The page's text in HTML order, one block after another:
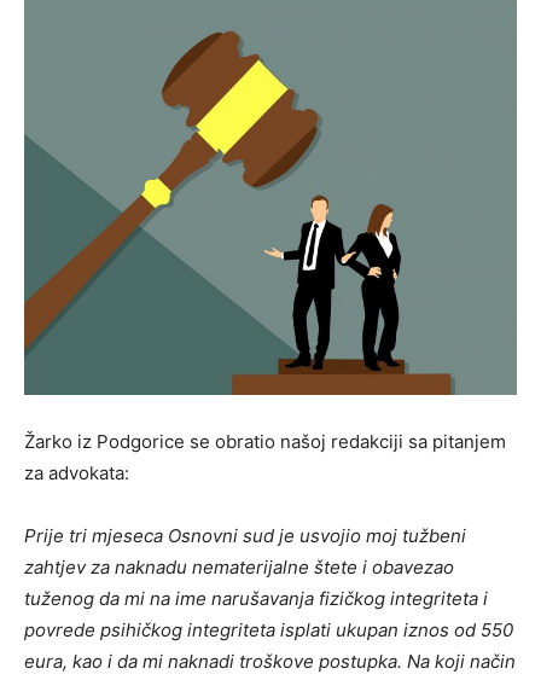
Žarko iz Podgorice se obratio našoj redakciji sa pitanjem
za advokata:
Prije tri mjeseca Osnovni sud je usvojio moj tužbeni
zahtjev za naknadu nematerijalne štete i obavezao
tuženog da mi na ime narušavanja fizičkog integriteta i
povrede psihičkog integriteta isplati ukupan iznos od 550
eura, kao i da mi naknadi troškove postupka. Na koji način